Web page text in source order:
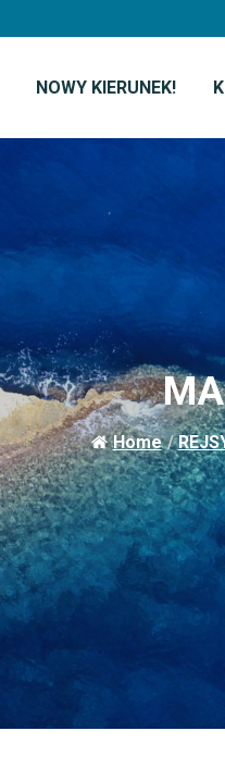
NOWY KIERUNEK!
Home /